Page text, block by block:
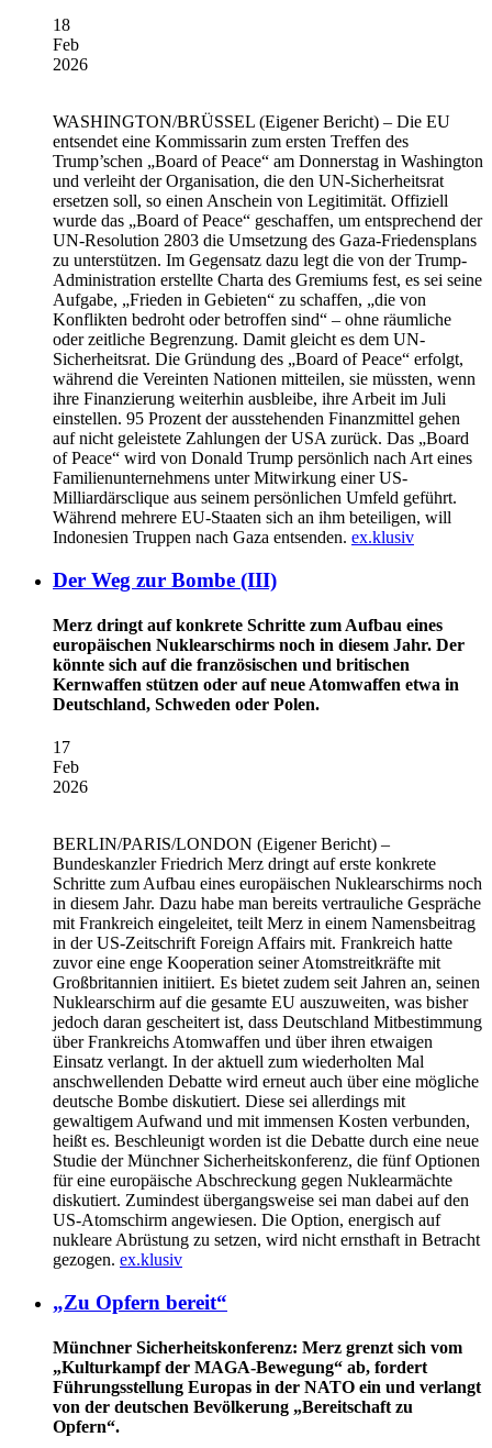
18
Feb
2026
WASHINGTON/BRÜSSEL (Eigener Bericht) – Die EU
entsendet eine Kommissarin zum ersten Treffen des
Trump’schen „Board of Peace“ am Donnerstag in Washington
und verleiht der Organisation, die den UN-Sicherheitsrat
ersetzen soll, so einen Anschein von Legitimität. Offiziell
wurde das „Board of Peace“ geschaffen, um entsprechend der
UN-Resolution 2803 die Umsetzung des Gaza-Friedensplans
zu unterstützen. Im Gegensatz dazu legt die von der Trump-
Administration erstellte Charta des Gremiums fest, es sei seine
Aufgabe, „Frieden in Gebieten“ zu schaffen, „die von
Konflikten bedroht oder betroffen sind“ – ohne räumliche
oder zeitliche Begrenzung. Damit gleicht es dem UN-
Sicherheitsrat. Die Gründung des „Board of Peace“ erfolgt,
während die Vereinten Nationen mitteilen, sie müssten, wenn
ihre Finanzierung weiterhin ausbleibe, ihre Arbeit im Juli
einstellen. 95 Prozent der ausstehenden Finanzmittel gehen
auf nicht geleistete Zahlungen der USA zurück. Das „Board
of Peace“ wird von Donald Trump persönlich nach Art eines
Familienunternehmens unter Mitwirkung einer US-
Milliardärsclique aus seinem persönlichen Umfeld geführt.
Während mehrere EU-Staaten sich an ihm beteiligen, will
Indonesien Truppen nach Gaza entsenden. ex.klusiv
Der Weg zur Bombe (III)
Merz dringt auf konkrete Schritte zum Aufbau eines
europäischen Nuklearschirms noch in diesem Jahr. Der
könnte sich auf die französischen und britischen
Kernwaffen stützen oder auf neue Atomwaffen etwa in
Deutschland, Schweden oder Polen.
17
Feb
2026
BERLIN/PARIS/LONDON (Eigener Bericht) –
Bundeskanzler Friedrich Merz dringt auf erste konkrete
Schritte zum Aufbau eines europäischen Nuklearschirms noch
in diesem Jahr. Dazu habe man bereits vertrauliche Gespräche
mit Frankreich eingeleitet, teilt Merz in einem Namensbeitrag
in der US-Zeitschrift Foreign Affairs mit. Frankreich hatte
zuvor eine enge Kooperation seiner Atomstreitkräfte mit
Großbritannien initiiert. Es bietet zudem seit Jahren an, seinen
Nuklearschirm auf die gesamte EU auszuweiten, was bisher
jedoch daran gescheitert ist, dass Deutschland Mitbestimmung
über Frankreichs Atomwaffen und über ihren etwaigen
Einsatz verlangt. In der aktuell zum wiederholten Mal
anschwellenden Debatte wird erneut auch über eine mögliche
deutsche Bombe diskutiert. Diese sei allerdings mit
gewaltigem Aufwand und mit immensen Kosten verbunden,
heißt es. Beschleunigt worden ist die Debatte durch eine neue
Studie der Münchner Sicherheitskonferenz, die fünf Optionen
für eine europäische Abschreckung gegen Nuklearmächte
diskutiert. Zumindest übergangsweise sei man dabei auf den
US-Atomschirm angewiesen. Die Option, energisch auf
nukleare Abrüstung zu setzen, wird nicht ernsthaft in Betracht
gezogen. ex.klusiv
„Zu Opfern bereit“
Münchner Sicherheitskonferenz: Merz grenzt sich vom
„Kulturkampf der MAGA-Bewegung“ ab, fordert
Führungsstellung Europas in der NATO ein und verlangt
von der deutschen Bevölkerung „Bereitschaft zu
Opfern“.